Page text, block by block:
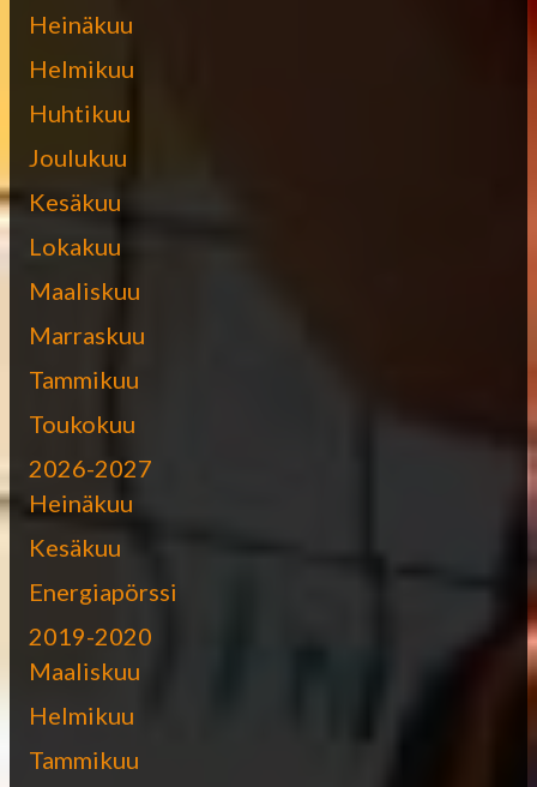
Heinäkuu
Helmikuu
Huhtikuu
Joulukuu
Kesäkuu
Lokakuu
Maaliskuu
Marraskuu
Tammikuu
Toukokuu
2026-2027
Heinäkuu
Kesäkuu
Energiapörssi
2019-2020
Maaliskuu
Helmikuu
Tammikuu